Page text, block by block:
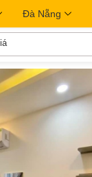
Đà Nẵng